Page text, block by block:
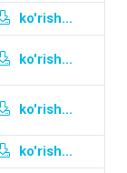
ko'rish...
ko'rish...
ko'rish...
ko'rish...